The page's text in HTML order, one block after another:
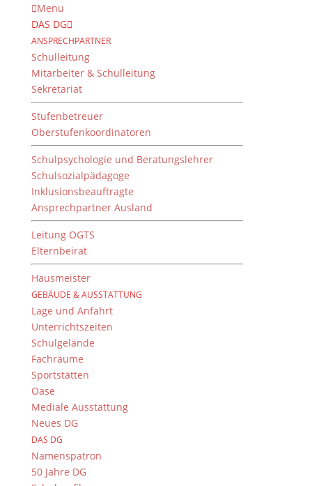
Menu
DAS DG
ANSPRECHPARTNER
Schulleitung
Mitarbeiter & Schulleitung
Sekretariat
Stufenbetreuer
Oberstufenkoordinatoren
Schulpsychologie und Beratungslehrer
Schulsozialpädagoge
Inklusionsbeauftragte
Ansprechpartner Ausland
Leitung OGTS
Elternbeirat
Hausmeister
GEBÄUDE & AUSSTATTUNG
Lage und Anfahrt
Unterrichtszeiten
Schulgelände
Fachräume
Sportstätten
Oase
Mediale Ausstattung
Neues DG
DAS DG
Namenspatron
50 Jahre DG
Visitors from planet Mars
von Gertrud Merz
Es ist Frühling, alles grünt und blüht. Verwundert es
da, dass auch kleine grüne Marsmännchen bei uns
auf der Erde einmal vorbeischauen? Aber werden sie
von uns Menschen begeistert sein? Werden sie
bleiben?